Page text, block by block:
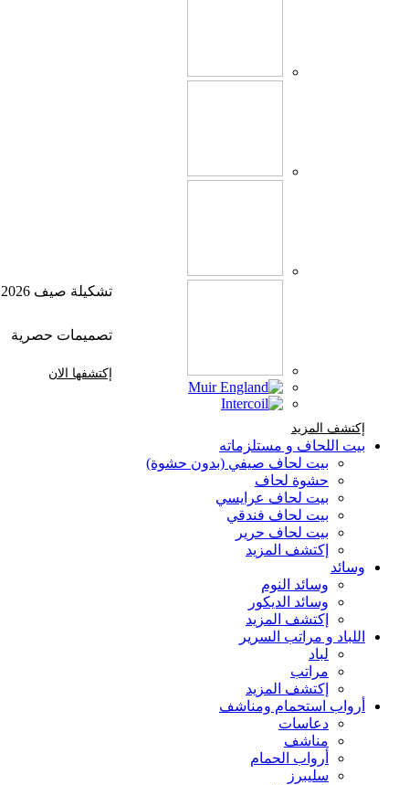
إكتشف المزيد
تشكيلة صيف 2026
تصميمات حصرية
إكتشفها الان
بيت اللحاف و مستلزماته
بيت لحاف صيفي (بدون حشوة)
حشوة لحاف
بيت لحاف عرايسي
بيت لحاف فندقي
بيت لحاف حرير
إكتشف المزيد
وسائد
وسائد النوم
وسائد الديكور
إكتشف المزيد
اللباد و مراتب السرير
لباد
مراتب
إكتشف المزيد
أرواب استحمام ومناشف
دعاسات
مناشف
أرواب الحمام
سليبرز